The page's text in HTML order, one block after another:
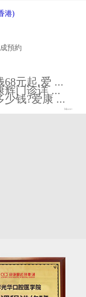
港)
預約
68元起,爱 ...
辉门诊详 ...
钱?爱康 ...
More+